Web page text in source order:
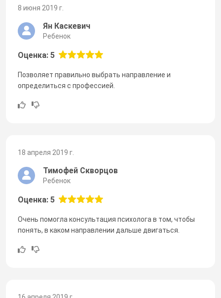
8 июня 2019 г.
Ян Каскевич
Ребенок
Оценка: 5
Позволяет правильно выбрать направление и
определиться с профессией.
18 апреля 2019 г.
Тимофей Скворцов
Ребенок
Оценка: 5
Очень помогла консультация психолога в том, чтобы
понять, в каком направлении дальше двигаться.